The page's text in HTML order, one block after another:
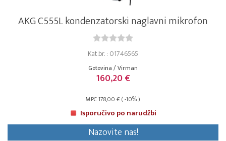
AKG C555L kondenzatorski naglavni mikrofon
Kat.br. : 01746565
Gotovina / Virman
160,20 €
MPC 178,00 € ( -10% )
Isporučivo po narudžbi
Nazovite nas!